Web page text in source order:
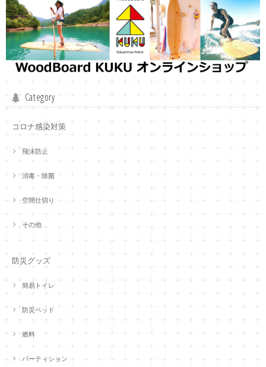
Category
コロナ感染対策
飛沫防止
消毒・除菌
空間仕切り
その他
防災グッズ
簡易トイレ
防災ベッド
燃料
パーティション